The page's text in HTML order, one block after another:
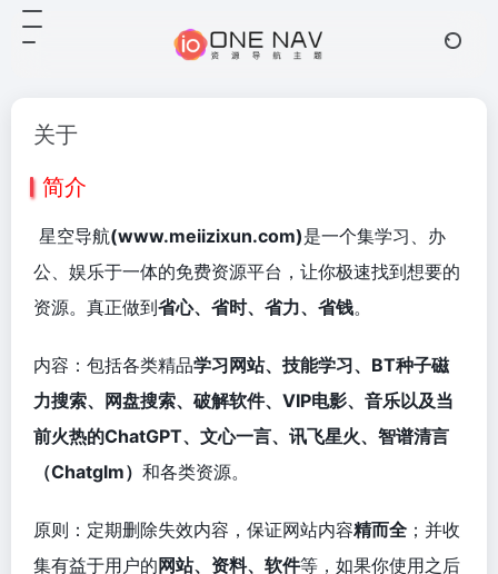
关于
简介
星空导航(www.meiizixun.com)是一个集学习、办
公、娱乐于一体的免费资源平台，让你极速找到想要的
资源。真正做到省心、省时、省力、省钱。
内容：包括各类精品学习网站、技能学习、BT种子磁
力搜索、网盘搜索、破解软件、VIP电影、音乐以及当
前火热的ChatGPT、文心一言、讯飞星火、智谱清言
（Chatglm） 和各类资源。
原则：定期删除失效内容，保证网站内容精而全 ；并收
集有益于用户的 网站、资料、软件等，如果你使用之后